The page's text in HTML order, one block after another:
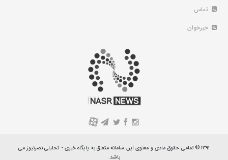
تماس
خبرخوان
A
۱۳۹۱ © تمامی حقوق مادی و معنوی این سامانه متعلق به پایگاه خبری - تحلیلی نصرنیوز می
باشد.